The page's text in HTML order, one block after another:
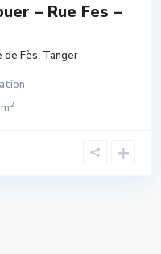
– Rue Fes –
de Fès, Tanger
2